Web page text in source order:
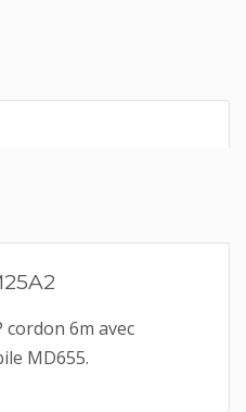
cordon 6m avec
MD655.